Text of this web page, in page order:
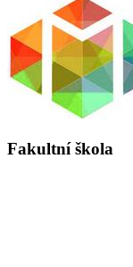
Fakultní škola